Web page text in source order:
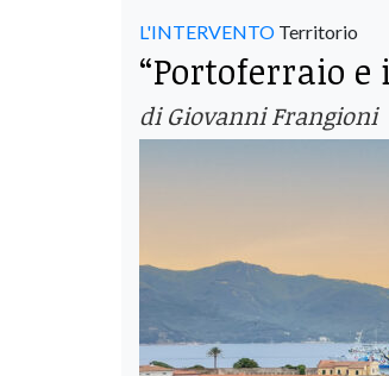
L'INTERVENTO Territorio
“Portoferraio
di Giovanni Frangioni